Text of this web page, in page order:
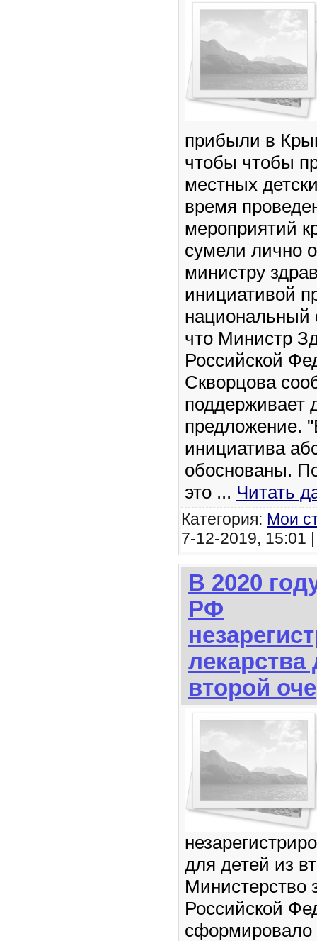
прибыли в
чтобы чтобы
местных
время
мероприятий
сумели лично
министру
инициативой
национальный
что Министр
Российской
Скворцова
поддерживает
предложение.
инициатива
обоснованы.
это ... Читать
Категория: Мои
7-12-2019, 15:01
В 2020
РФ
лекарства
второй
для детей из
Министерство
Российской
сформировало